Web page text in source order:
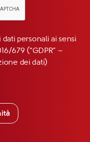
personali ai sensi
679 (“GDPR” –
dei dati)